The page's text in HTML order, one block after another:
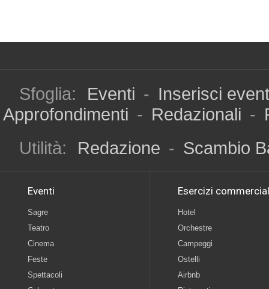
Sfoglia: Eventi - Inserisci
Approfondimenti - Redazionali -
Utilità:
Redazione - Scambio
Eventi
Sagre
Teatro
Cinema
Feste
Spettacoli
Esercizi
Hotel
Orchestre
Campeggi
Ostelli
Airbnb